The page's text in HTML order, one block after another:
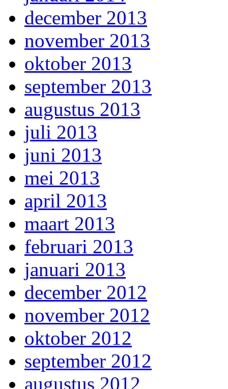
december 2013
november 2013
oktober 2013
september 2013
augustus 2013
juli 2013
juni 2013
mei 2013
april 2013
maart 2013
februari 2013
januari 2013
december 2012
november 2012
oktober 2012
september 2012
augustus 2012